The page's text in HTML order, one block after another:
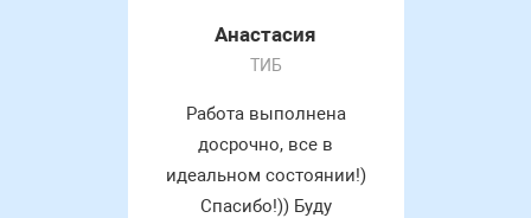
Анастасия
ТИБ
Работа выполнена
досрочно, все в
идеальном состоянии!)
Спасибо!)) Буду